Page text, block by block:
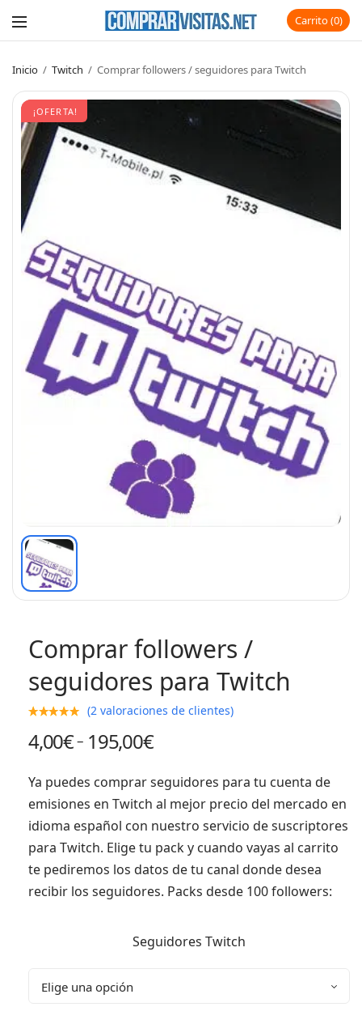
Carrito 0
Inicio / Twitch / Comprar followers / seguidores para Twitch
¡OFERTA!
Comprar followers /
seguidores para Twitch
(2valoraciones de clientes)
4,00€– 195,00€
Ya puedes comprar seguidores para tu cuenta de
emisiones en Twitch al mejor precio del mercado en
idioma español con nuestro servicio de suscriptores
para Twitch. Elige tu pack y cuando vayas al carrito
te pediremos los datos de tu canal donde desea
recibir los seguidores. Packs desde 100 followers:
Seguidores Twitch